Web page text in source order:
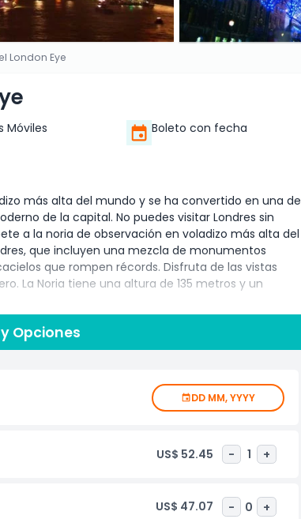
London Eye
Móviles Boleto con fecha
más alta del mundo y se ha convertido en una de
de la capital. No puedes visitar Londres sin
a la noria de observación en voladizo más alta del
que incluyen una mezcla de monumentos
que rompen récords. Disfruta de las vistas
La Noria tiene una altura de 135 metros y un
estarás justo enfrente del Big Ben y las Casas del
de San Pablo, el Puente de la Torre, Picadilly
a la cápsula de vidrio con aire acondicionado y
Las tabletas interactivas te proporcionarán
famosos como la Catedral de San Pablo y el Big
toma un tranquilo tiempo de 30 minutos, por
vistas de la ciudad desde una perspectiva
incluso las joyas menos conocidas. Después de tu
Este espectáculo multisensorial de cuatro minutos
Opciones
DD MM, YYYY
US$ 52.45 - 1 +
US$ 47.07 - 0 +